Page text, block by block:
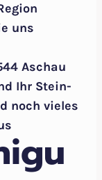
uns
Aschau
Ihr Stein-
noch vieles